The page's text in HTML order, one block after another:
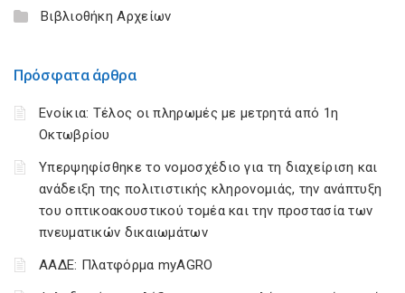
Βιβλιοθήκη Αρχείων
Πρόσφατα άρθρα
Ενοίκια: Τέλος οι πληρωμές με μετρητά από 1η
Οκτωβρίου
Υπερψηφίσθηκε το νομοσχέδιο για τη διαχείριση και
ανάδειξη της πολιτιστικής κληρονομιάς, την ανάπτυξη
του οπτικοακουστικού τομέα και την προστασία των
πνευματικών δικαιωμάτων
ΑΑΔΕ: Πλατφόρμα myAGRO